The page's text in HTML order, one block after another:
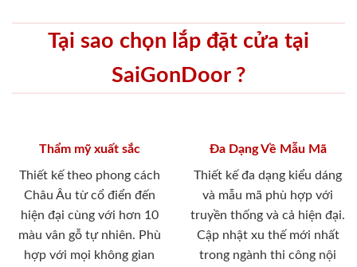
Tại sao chọn lắp đặt cửa tại
SaiGonDoor ?
Thẩm mỹ xuất sắc
Thiết kế theo phong cách
Châu Âu từ cổ điển đến
hiện đại cùng với hơn 10
màu vân gỗ tự nhiên. Phù
hợp với mọi không gian
Đa Dạng Về Mẫu Mã
Thiết kế đa dạng kiểu dáng
và mẫu mã phù hợp với
truyền thống và cả hiện đại.
Cập nhật xu thế mới nhất
trong ngành thi công nội